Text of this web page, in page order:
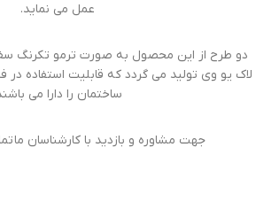
عمل می نماید.
دو طرح از این محصول به صورت ترمو تکرنگ
لاک یو وی تولید می گردد که قابلیت استفاده در
ساختمان را دارا می
جهت مشاوره و بازدید با کارشناسان ما